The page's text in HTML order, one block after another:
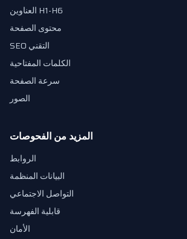
العناوين H1-H6
محتوى الصفحة
SEO التقني
الكلمات المفتاحية
سرعة الصفحة
الصور
المزيد من الفحوصات
الروابط
البيانات المنظمة
التواصل الاجتماعي
قابلية الفهرسة
الأمان